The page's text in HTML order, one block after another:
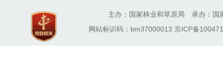
主办：国家林业和草原局 承办：国
网站标识码：bm37000013 京ICP备